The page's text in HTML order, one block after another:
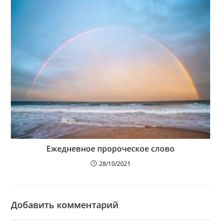
Ежедневное пророческое слово
28/10/2021
Добавить комментарий